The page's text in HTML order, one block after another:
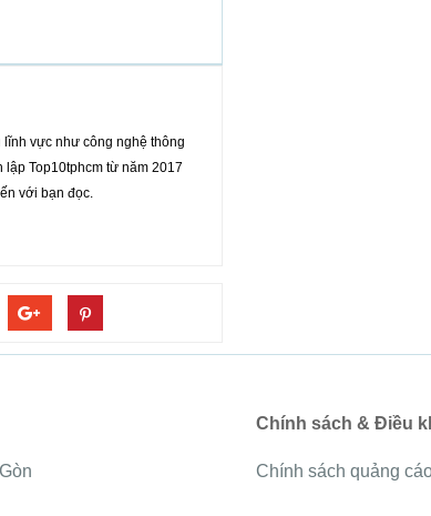
lĩnh vực như công nghệ thông
lập Top10tphcm từ năm 2017
với bạn đọc.
Chính sách & Điều
Chính sách quảng